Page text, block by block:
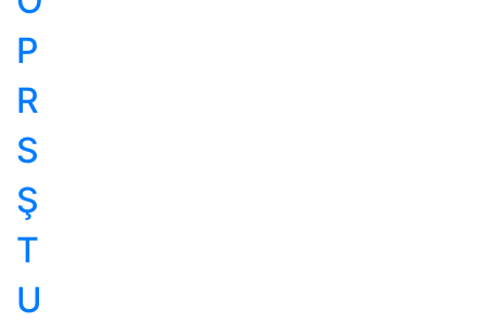
P
R
S
Ş
T
U